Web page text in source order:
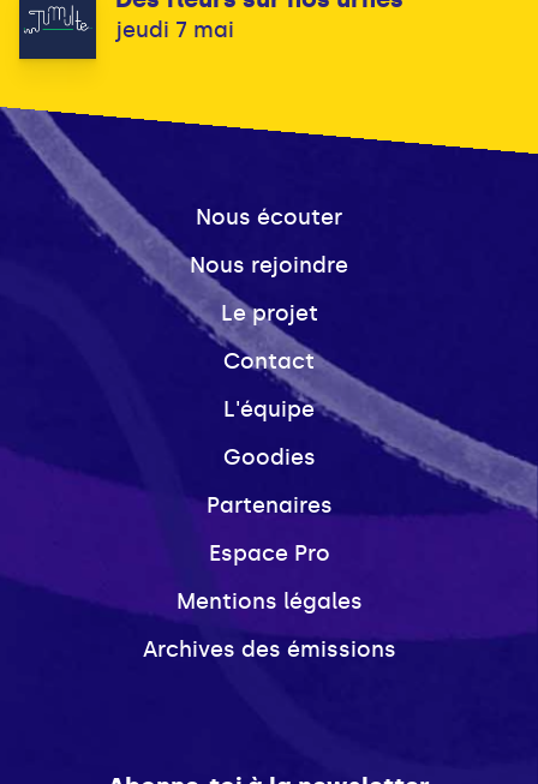
jeudi 7 mai
Nous écouter
Nous rejoindre
Le projet
Contact
L'équipe
Goodies
Partenaires
Espace Pro
Mentions légales
Archives des émissions